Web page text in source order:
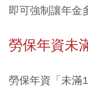
即可強制讓年金
勞保年資未
勞保年資「未滿